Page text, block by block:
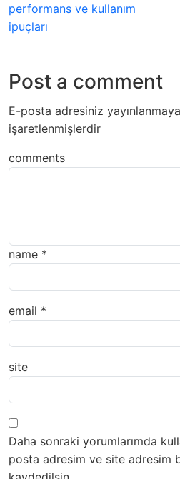
performans ve kullanım
ipuçları
Post a comment
E-posta adresiniz
işaretlenmişlerdir
comments
name *
email *
site
Daha sonraki yorumlarımda
posta adresim ve site adresim